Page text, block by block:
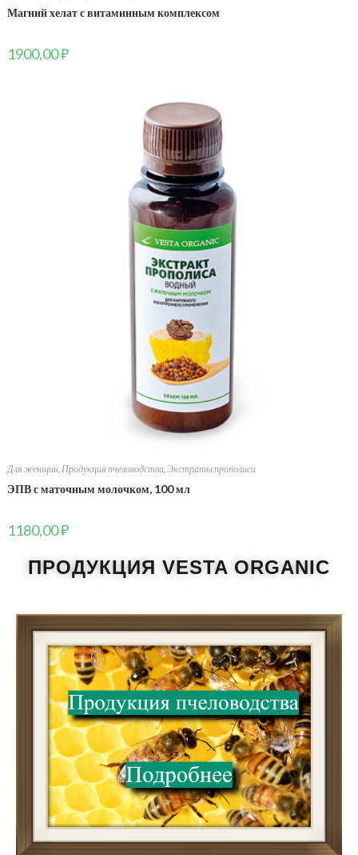
Магний хелат с витаминным комплексом
1900,00₽
Для женщин,Продукция пчеловодства,Экстраты прополиса
ЭПВ с маточным молочком, 100 мл
1180,00₽
ПРОДУКЦИЯ VESTA ORGANIC